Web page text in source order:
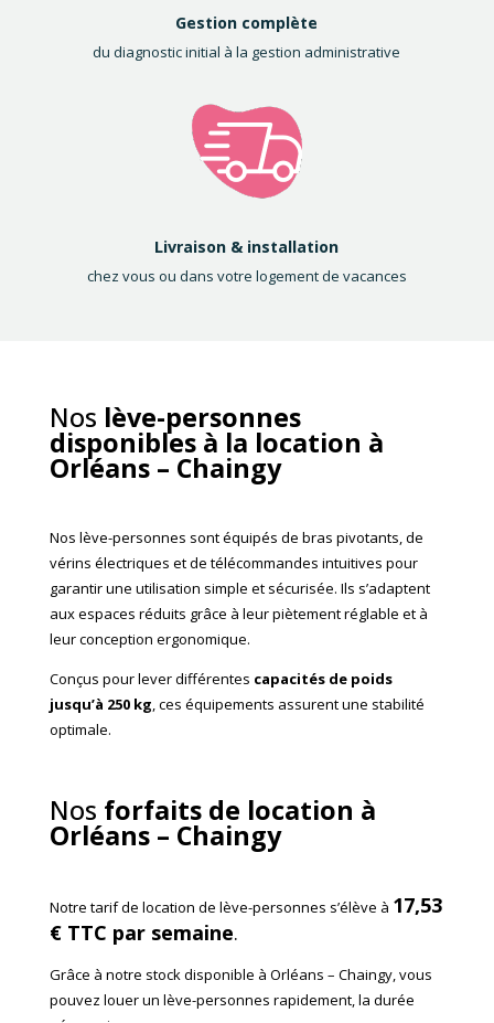
Gestion complète
du diagnostic initial à la gestion administrative
Livraison & installation
chez vous ou dans votre logement de vacances
Nos lève-personnes
disponibles à la location à
Orléans – Chaingy
Nos lève-personnes sont équipés de bras pivotants, de
vérins électriques et de télécommandes intuitives pour
garantir une utilisation simple et sécurisée. Ils s’adaptent
aux espaces réduits grâce à leur piètement réglable et à
leur conception ergonomique.
Conçus pour lever différentes capacités de poids
jusqu’à 250 kg, ces équipements assurent une stabilité
optimale.
Nos forfaits de location à
Orléans – Chaingy
Notre tarif de location de lève-personnes s’élève à 17,53
€ TTC par semaine.
Grâce à notre stock disponible à Orléans – Chaingy, vous
pouvez louer un lève-personnes rapidement, la durée